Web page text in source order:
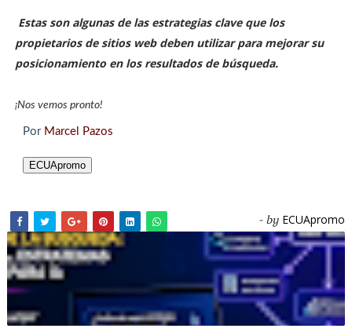
Estas son algunas de las estrategias clave que los
propietarios de sitios web deben utilizar para mejorar su
posicionamiento en los resultados de búsqueda.
¡Nos vemos pronto!
Por Marcel Pazos
ECUApromo
- by ECUApromo